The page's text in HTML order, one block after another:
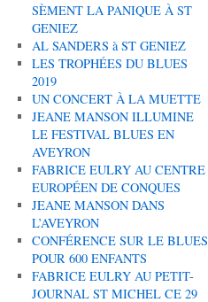
SÈMENT LA PANIQUE À ST
GENIEZ
AL SANDERS à ST GENIEZ
LES TROPHÉES DU BLUES
2019
UN CONCERT À LA MUETTE
JEANE MANSON ILLUMINE
LE FESTIVAL BLUES EN
AVEYRON
FABRICE EULRY AU CENTRE
EUROPÉEN DE CONQUES
JEANE MANSON DANS
L’AVEYRON
CONFÉRENCE SUR LE BLUES
POUR 600 ENFANTS
FABRICE EULRY AU PETIT-
JOURNAL ST MICHEL CE 29